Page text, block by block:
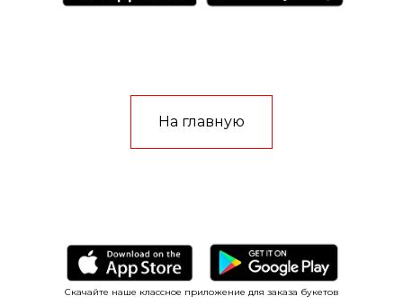
На главную
Скачайте наше классное приложение для заказа букетов